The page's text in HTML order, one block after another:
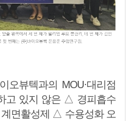
오뷰텍과의 MOU·대리점
고 있지 않은 △ 경피흡수
면활성제 △ 수용성화 오